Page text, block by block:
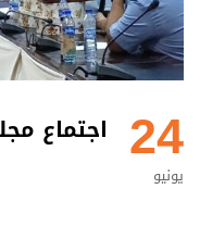
24
يونيو
اجتماع